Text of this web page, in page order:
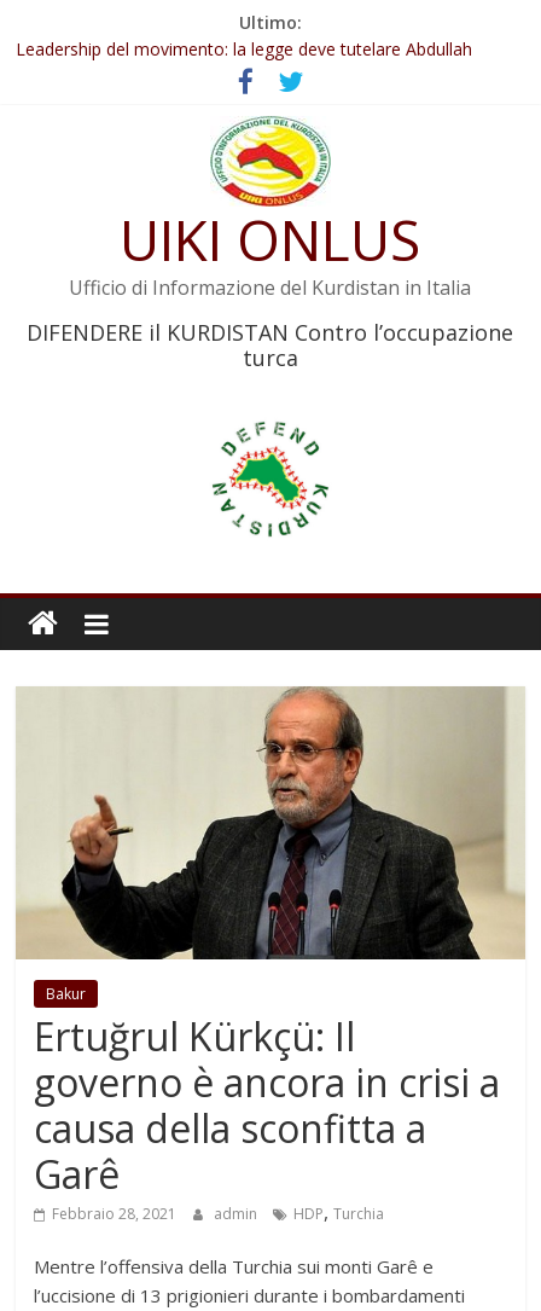
Ultimo:
Abdullah Öcalan: Le legge negativa deve essere trasformata in
legge positiva
Leadership del movimento: la legge deve tutelare Abdullah
Commissione donne del KNK: Şengal è di nuovo sotto minaccia
Non tenere conto della situazione di Rêber Apo ostacolerebbe
Il KNK chiede un’azione internazionale contro i crimini di guerra
UIKI ONLUS
Ufficio di Informazione del Kurdistan in Italia
DIFENDERE il KURDISTAN Contro l’occupazione
turca
Bakur
Ertuğrul Kürkçü: Il
governo è ancora in crisi a
causa della sconfitta a
Garê
Febbraio 28, 2021 admin HDP,Turchia
Mentre l’offensiva della Turchia sui monti Garê e
l’uccisione di 13 prigionieri durante i bombardamenti